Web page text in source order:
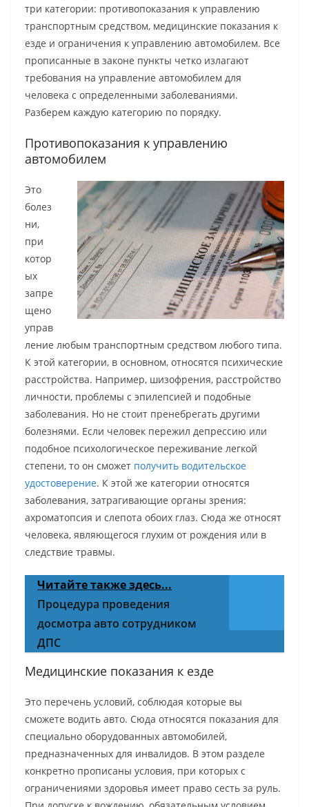
три категории: противопоказания к управлению
транспортным средством, медицинские показания к
езде и ограничения к управлению автомобилем. Все
прописанные в законе пункты четко излагают
требования на управление автомобилем для
человека с определенными заболеваниями.
Разберем каждую категорию по порядку.
Противопоказания к управлению
автомобилем
Это
болез
ни,
при
котор
ых
запре
щено
управ
ление любым транспортным средством любого типа.
К этой категории, в основном, относятся психические
расстройства. Например, шизофрения, расстройство
личности, проблемы с эпилепсией и подобные
заболевания. Но не стоит пренебрегать другими
болезнями. Если человек пережил депрессию или
подобное психологическое переживание легкой
степени, то он сможет получить водительское
удостоверение. К этой же категории относятся
заболевания, затрагивающие органы зрения:
ахроматопсия и слепота обоих глаз. Сюда же относят
человека, являющегося глухим от рождения или в
следствие травмы.
Читайте также здесь...
Процедура проведения
досмотра авто сотрудником
ДПС
Медицинские показания к езде
Это перечень условий, соблюдая которые вы
сможете водить авто. Сюда относятся показания для
специально оборудованных автомобилей,
предназначенных для инвалидов. В этом разделе
конкретно прописаны условия, при которых с
ограничениями здоровья имеет право сесть за руль.